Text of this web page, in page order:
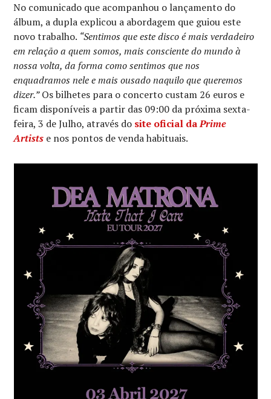
No comunicado que acompanhou o lançamento do
álbum, a dupla explicou a abordagem que guiou este
novo trabalho. “Sentimos que este disco é mais verdadeiro
em relação a quem somos, mais consciente do mundo à
nossa volta, da forma como sentimos que nos
enquadramos nele e mais ousado naquilo que queremos
dizer.”Os bilhetes para o concerto custam 26 euros e
ficam disponíveis a partir das 09:00 da próxima sexta-
feira, 3 de Julho, através do site oficial daPrime
Artists e nos pontos de venda habituais.